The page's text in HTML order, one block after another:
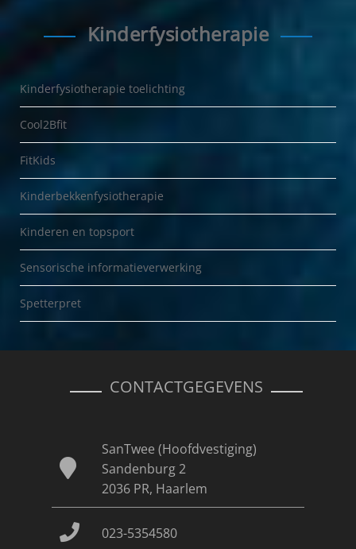
Kinderfysiotherapie
Kinderfysiotherapie toelichting
Cool2Bfit
FitKids
Kinderbekkenfysiotherapie
Kinderen en topsport
Sensorische informatieverwerking
Spetterpret
CONTACTGEGEVENS
SanTwee (Hoofdvestiging)
Sandenburg 2
2036 PR, Haarlem
023-5354580